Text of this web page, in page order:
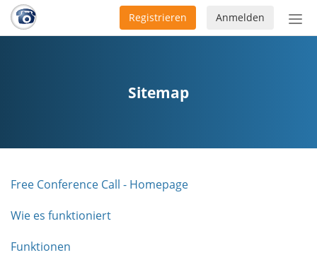
Anmelden
Registrieren
Sitemap
Free Conference Call - Homepage
Wie es funktioniert
Funktionen